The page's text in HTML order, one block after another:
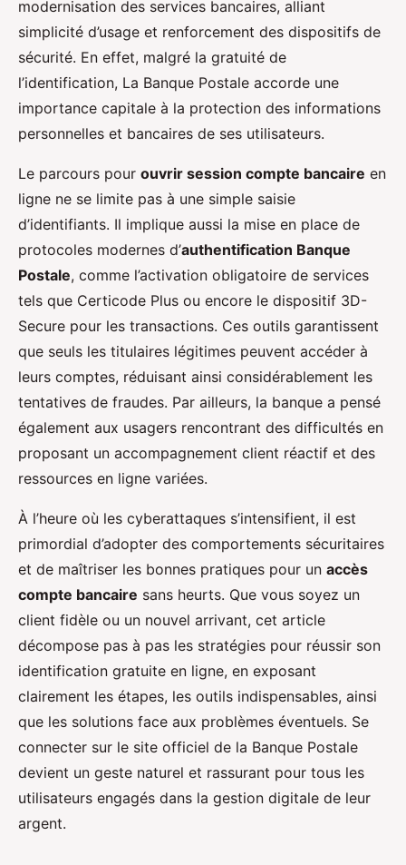
modernisation des services bancaires, alliant
simplicité d’usage et renforcement des dispositifs de
sécurité. En effet, malgré la gratuité de
l’identification, La Banque Postale accorde une
importance capitale à la protection des informations
personnelles et bancaires de ses utilisateurs.
Le parcours pour ouvrir session compte bancaire en
ligne ne se limite pas à une simple saisie
d’identifiants. Il implique aussi la mise en place de
protocoles modernes d’authentification Banque
Postale, comme l’activation obligatoire de services
tels que Certicode Plus ou encore le dispositif 3D-
Secure pour les transactions. Ces outils garantissent
que seuls les titulaires légitimes peuvent accéder à
leurs comptes, réduisant ainsi considérablement les
tentatives de fraudes. Par ailleurs, la banque a pensé
également aux usagers rencontrant des difficultés en
proposant un accompagnement client réactif et des
ressources en ligne variées.
À l’heure où les cyberattaques s’intensifient, il est
primordial d’adopter des comportements sécuritaires
et de maîtriser les bonnes pratiques pour un accès
compte bancaire sans heurts. Que vous soyez un
client fidèle ou un nouvel arrivant, cet article
décompose pas à pas les stratégies pour réussir son
identification gratuite en ligne, en exposant
clairement les étapes, les outils indispensables, ainsi
que les solutions face aux problèmes éventuels. Se
connecter sur le site officiel de la Banque Postale
devient un geste naturel et rassurant pour tous les
utilisateurs engagés dans la gestion digitale de leur
argent.